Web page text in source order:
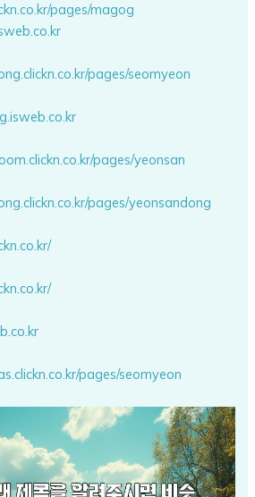
pages/magog
pages/seomyeon
pages/yeonsan
pages/yeonsandong
pages/seomyeon